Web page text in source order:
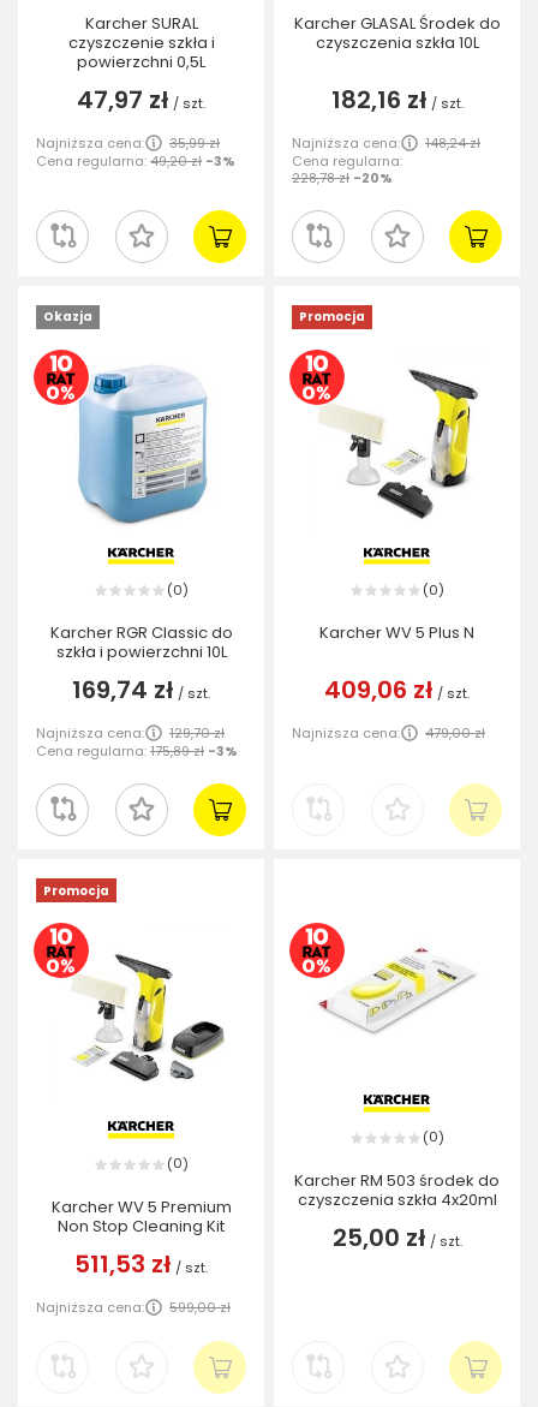
Karcher SURAL
czyszczenie szkła i
powierzchni 0,5L
47,97 zł / szt.
Najniższa cena:
35,99 zł
Cena regularna:49,20 zł -3%
Karcher GLASAL Środek do
czyszczenia szkła 10L
182,16 zł / szt.
Najniższa cena:
148,24 zł
Cena regularna:
228,78 zł -20%
Okazja
(0)
Karcher RGR Classic do
szkła i powierzchni 10L
169,74 zł / szt.
Najniższa cena:
129,70 zł
Cena regularna:175,89 zł -3%
Promocja
(0)
Karcher WV 5 Plus N
409,06 zł / szt.
Najniższa cena: 479,00 zł
Promocja
(0)
Karcher WV 5 Premium
Non Stop Cleaning Kit
511,53 zł / szt.
Najniższa cena: 599,00 zł
(0)
Karcher RM 503 środek do
czyszczenia szkła 4x20ml
25,00 zł / szt.